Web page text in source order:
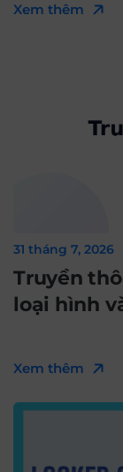
Xem thêm
31 tháng 7, 2026
Truyền
loại hình
Xem thêm